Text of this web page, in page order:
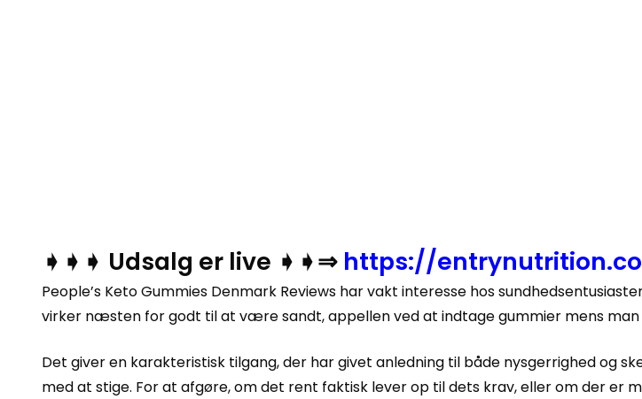
➧➧➧ Udsalg er live ➧➧⇒ https://
People’s Keto Gummies Denmark Reviews har vakt interesse hos
virker næsten for godt til at være sandt, appellen ved at indtage gummier mens man
Det giver en karakteristisk tilgang, der har givet anledning til både nysgerrighed
med at stige. For at afgøre, om det rent faktisk lever op til dets krav, eller om der er